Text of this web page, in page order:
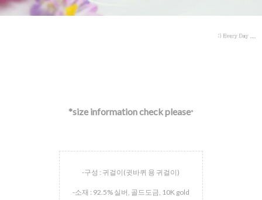
*size information check please*
-구성 : 귀걸이(귓바퀴 용 귀걸이)
-소재 : 92.5% 실버, 골드도금, 10K gold